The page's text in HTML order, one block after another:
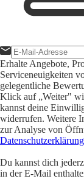
Erhalte Angebote,
Serviceneuigkeiten
gelegentliche
Klick auf „Weiter"
kannst deine
widerrufen. Weitere
zur Analyse von
Datenschutzerklärung
Du kannst dich
in der E-Mail